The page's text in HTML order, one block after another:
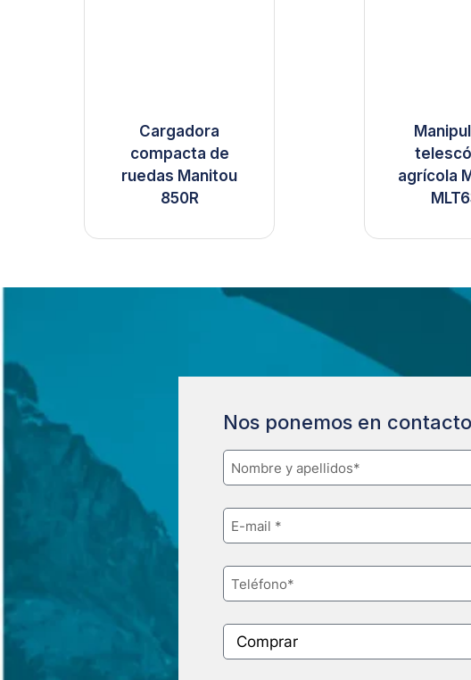
Cargadora
compacta de
ruedas Manitou
850R
agrícola
Nos ponemos en